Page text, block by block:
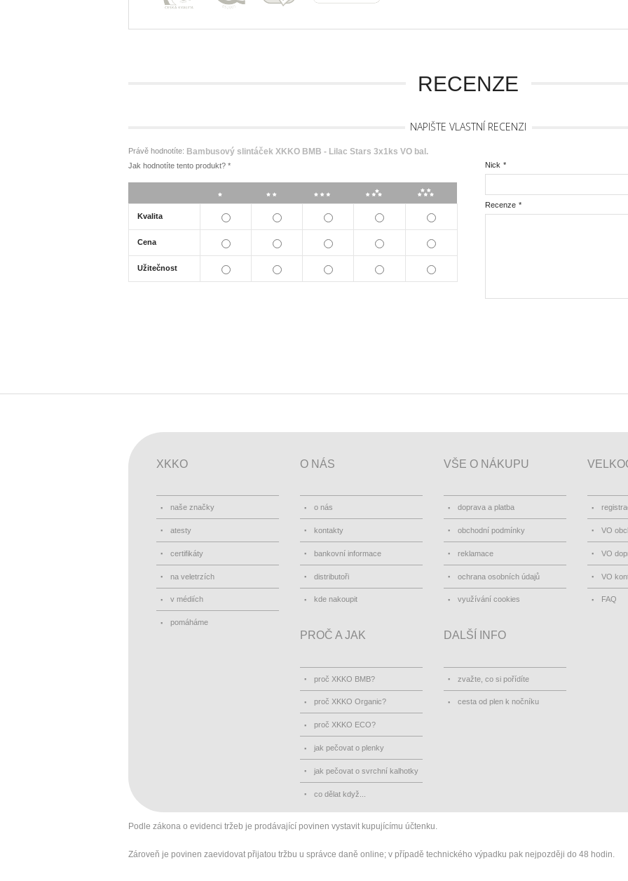
RECENZE
NAPIŠTE VLASTNÍ RECENZI
Právě hodnotíte: Bambusový slintáček XKKO BMB - Lilac Stars 3x1ks VO bal.
Jak hodnotíte tento produkt? *
Kvalita
Cena
Užitečnost
*
Nick
*
Recenze
XKKO
naše značky
atesty
certifikáty
na veletrzích
v médiích
pomáháme
O NÁS
o nás
kontakty
bankovní informace
distributoři
kde nakoupit
VŠE O NÁKUPU
doprava a platba
obchodní podmínky
reklamace
ochrana osobních údajů
využívání cookies
VO
VO
VO
FAQ
PROČ A JAK
proč XKKO BMB?
proč XKKO Organic?
proč XKKO ECO?
jak pečovat o plenky
jak pečovat o svrchní kalhotky
co dělat když...
DALŠÍ INFO
zvažte, co si pořídíte
cesta od plen k nočníku
Podle zákona o evidenci tržeb je prodávající povinen vystavit kupujícímu účtenku.
Zároveň je povinen zaevidovat přijatou tržbu u správce daně online; v případě technického výpadku pak nejpozději do 48 hodin.